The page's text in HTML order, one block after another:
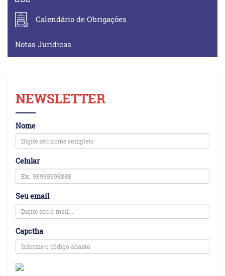
Calendário de Obrigações
Notas Jurídicas
NEWSLETTER
Nome
Celular
Seu email
Capctha